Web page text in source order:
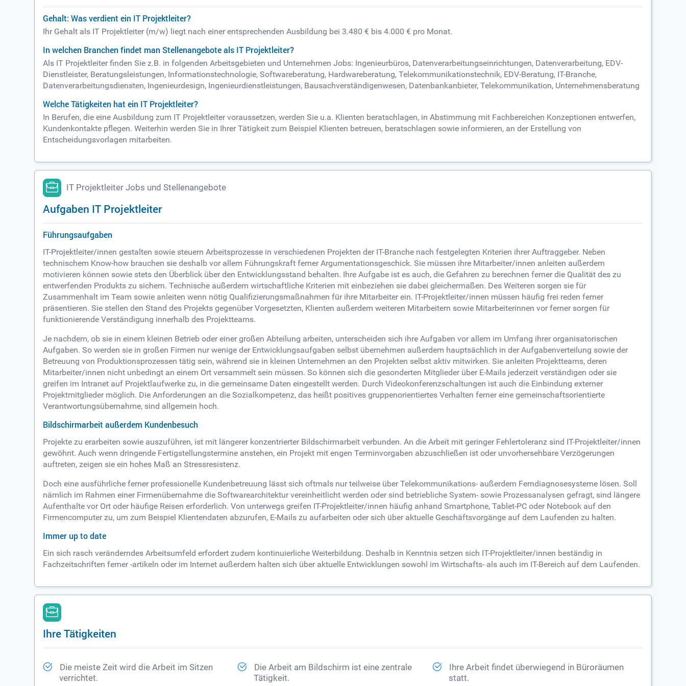
Gehalt: Was verdient ein IT Projektleiter?
Ihr Gehalt als IT Projektleiter (m/w) liegt nach einer entsprechenden Ausbildung bei 3.480 € bis 4.000 € pro Monat.
In welchen Branchen findet man Stellenangebote als IT Projektleiter?
Als IT Projektleiter finden Sie z.B. in folgenden Arbeitsgebieten und Unternehmen Jobs: Ingenieurbüros, Datenverarbeitungseinrichtungen, Datenverarbeitung, EDV-
Dienstleister, Beratungsleistungen, Informationstechnologie, Softwareberatung, Hardwareberatung, Telekommunikationstechnik, EDV-Beratung, IT-Branche,
Datenverarbeitungsdiensten, Ingenieurdesign, Ingenieurdienstleistungen, Bausachverständigenwesen, Datenbankanbieter, Telekommunikation, Unternehmensberatung
Welche Tätigkeiten hat ein IT Projektleiter?
In Berufen, die eine Ausbildung zum IT Projektleiter voraussetzen, werden Sie u.a. Klienten beratschlagen, in Abstimmung mit Fachbereichen Konzeptionen entwerfen,
Kundenkontakte pflegen. Weiterhin werden Sie in Ihrer Tätigkeit zum Beispiel Klienten betreuen, beratschlagen sowie informieren, an der Erstellung von
Entscheidungsvorlagen mitarbeiten.
IT Projektleiter Jobs und Stellenangebote
Aufgaben IT Projektleiter
Führungsaufgaben
IT-Projektleiter/innen gestalten sowie steuern Arbeitsprozesse in verschiedenen Projekten der IT-Branche nach festgelegten Kriterien ihrer Auftraggeber. Neben
technischem Know-how brauchen sie deshalb vor allem Führungskraft ferner Argumentationsgeschick. Sie müssen ihre Mitarbeiter/innen anleiten außerdem
motivieren können sowie stets den Überblick über den Entwicklungsstand behalten. Ihre Aufgabe ist es auch, die Gefahren zu berechnen ferner die Qualität des zu
entwerfenden Produkts zu sichern. Technische außerdem wirtschaftliche Kriterien mit einbeziehen sie dabei gleichermaßen. Des Weiteren sorgen sie für
Zusammenhalt im Team sowie anleiten wenn nötig Qualifizierungsmaßnahmen für ihre Mitarbeiter ein. IT-Projektleiter/innen müssen häufig frei reden ferner
präsentieren. Sie stellen den Stand des Projekts gegenüber Vorgesetzten, Klienten außerdem weiteren Mitarbeitern sowie Mitarbeiterinnen vor ferner sorgen für
funktionierende Verständigung innerhalb des Projektteams.
Je nachdem, ob sie in einem kleinen Betrieb oder einer großen Abteilung arbeiten, unterscheiden sich ihre Aufgaben vor allem im Umfang ihrer organisatorischen
Aufgaben. So werden sie in großen Firmen nur wenige der Entwicklungsaufgaben selbst übernehmen außerdem hauptsächlich in der Aufgabenverteilung sowie der
Betreuung von Produktionsprozessen tätig sein, während sie in kleinen Unternehmen an den Projekten selbst aktiv mitwirken. Sie anleiten Projektteams, deren
Mitarbeiter/innen nicht unbedingt an einem Ort versammelt sein müssen. So können sich die gesonderten Mitglieder über E-Mails jederzeit verständigen oder sie
greifen im Intranet auf Projektlaufwerke zu, in die gemeinsame Daten eingestellt werden. Durch Videokonferenzschaltungen ist auch die Einbindung externer
Projektmitglieder möglich. Die Anforderungen an die Sozialkompetenz, das heißt positives gruppenorientiertes Verhalten ferner eine gemeinschaftsorientierte
Verantwortungsübernahme, sind allgemein hoch.
Bildschirmarbeit außerdem Kundenbesuch
Projekte zu erarbeiten sowie auszuführen, ist mit längerer konzentrierter Bildschirmarbeit verbunden. An die Arbeit mit geringer Fehlertoleranz sind IT-Projektleiter/innen
gewöhnt. Auch wenn dringende Fertigstellungstermine anstehen, ein Projekt mit engen Terminvorgaben abzuschließen ist oder unvorhersehbare Verzögerungen
auftreten, zeigen sie ein hohes Maß an Stressresistenz.
Doch eine ausführliche ferner professionelle Kundenbetreuung lässt sich oftmals nur teilweise über Telekommunikations- außerdem Ferndiagnosesysteme lösen. Soll
nämlich im Rahmen einer Firmenübernahme die Softwarearchitektur vereinheitlicht werden oder sind betriebliche System- sowie Prozessanalysen gefragt, sind längere
Aufenthalte vor Ort oder häufige Reisen erforderlich. Von unterwegs greifen IT-Projektleiter/innen häufig anhand Smartphone, Tablet-PC oder Notebook auf den
Firmencomputer zu, um zum Beispiel Klientendaten abzurufen, E-Mails zu aufarbeiten oder sich über aktuelle Geschäftsvorgänge auf dem Laufenden zu halten.
Immer up to date
Ein sich rasch veränderndes Arbeitsumfeld erfordert zudem kontinuierliche Weiterbildung. Deshalb in Kenntnis setzen sich IT-Projektleiter/innen beständig in
Fachzeitschriften ferner -artikeln oder im Internet außerdem halten sich über aktuelle Entwicklungen sowohl im Wirtschafts- als auch im IT-Bereich auf dem Laufenden.
Ihre Tätigkeiten
Die meiste Zeit wird die Arbeit im Sitzen
verrichtet.
Die Arbeit am Bildschirm ist eine zentrale
Tätigkeit.
Ihre Arbeit findet überwiegend in Büroräumen
statt.